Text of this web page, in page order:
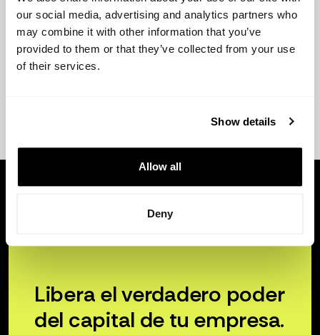
our social media, advertising and analytics partners who
may combine it with other information that you’ve
provided to them or that they’ve collected from your use
of their services.
Show details
Allow all
Deny
Libera el verdadero poder
del capital de tu empresa.